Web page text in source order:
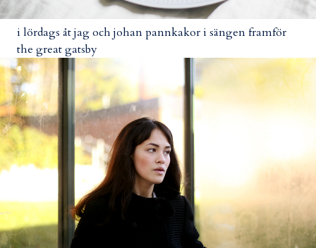
i lördags åt jag och johan pannkakor i sängen framför
the great gatsby